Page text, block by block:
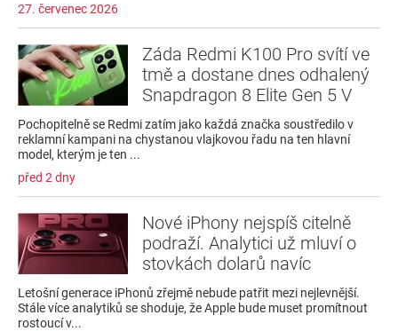
27. červenec 2026
Záda Redmi K100 Pro svítí ve
tmě a dostane dnes odhalený
Snapdragon 8 Elite Gen 5 V
Pochopitelně se Redmi zatím jako každá značka soustředilo v
reklamní kampani na chystanou vlajkovou řadu na ten hlavní
model, kterým je ten ...
před 2 dny
Nové iPhony nejspíš citelně
podraží. Analytici už mluví o
stovkách dolarů navíc
Letošní generace iPhonů zřejmě nebude patřit mezi nejlevnější.
Stále více analytiků se shoduje, že Apple bude muset promítnout
rostoucí v...